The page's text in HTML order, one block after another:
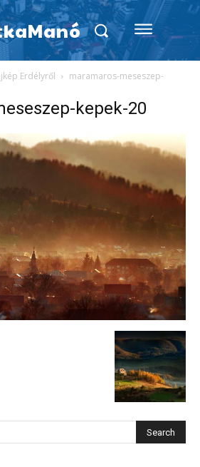
Erdélyről
maramaros-meseszep-
kepek-20